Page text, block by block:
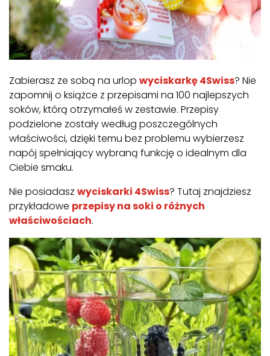
Zabierasz ze sobą na urlop wyciskarkę4Swiss? Nie
zapomnij o książce z przepisami na 100 najlepszych
soków, którą otrzymałeś w zestawie. Przepisy
podzielone zostały według poszczególnych
właściwości, dzięki temu bez problemu wybierzesz
napój spełniający wybraną funkcję o idealnym dla
Ciebie smaku.
Nie posiadasz wyciskarki 4Swiss? Tutaj znajdziesz
przykładowe przepisy na soki o różnych
właściwościach.